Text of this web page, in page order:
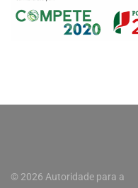
© 2026 Autoridade para a